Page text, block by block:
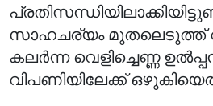
സാഹചര്യം മുതലെടുത്ത്
കലർന്ന വെളിച്ചെണ്ണ
വിപണിയിലേക്ക്